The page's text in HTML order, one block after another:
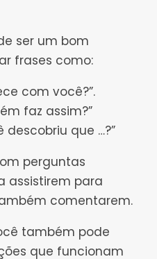
ser um bom
frases como:
com você?”.
faz assim?”
que …?”
perguntas
assistirem para
comentarem.
também pode
que funcionam